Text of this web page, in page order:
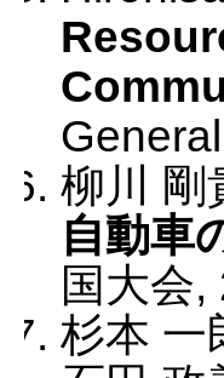
柳川 剛
自動車
国大会,
杉本 一